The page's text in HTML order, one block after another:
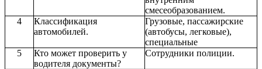
смесеобразованием.
4
Классификация
автомобилей.
Грузовые, пассажирские
(автобусы, легковые),
специальные
5
Кто может проверить у
водителя документы?
Сотрудники полиции.